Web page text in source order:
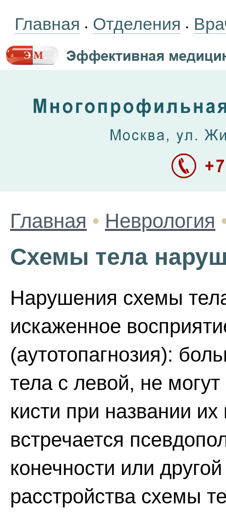
Главная • Отделения •
Главная • Неврология
Схемы тела
Нарушения схемы
искаженное
(аутотопагнозия):
тела с левой, не
кисти при названии
встречается
конечности или
расстройства схемы